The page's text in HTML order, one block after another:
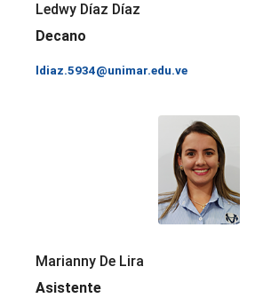
Ledwy Díaz Díaz
Decano
ldiaz.5934@unimar.edu.ve
Marianny De Lira
Asistente